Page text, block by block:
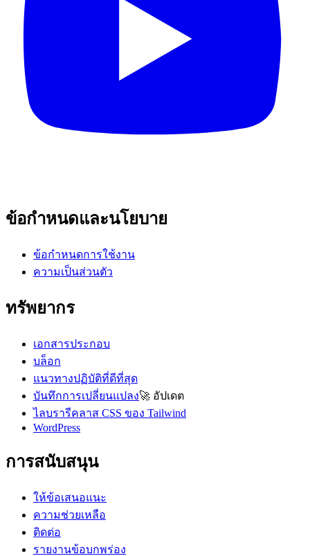
ข้อกำหนดและนโยบาย
ข้อกำหนดการใช้งาน
ความเป็นส่วนตัว
ทรัพยากร
เอกสารประกอบ
บล็อก
แนวทางปฏิบัติที่ดีที่สุด
บันทึกการเปลี่ยนแปลง🚀 อัปเดต
ไลบรารีคลาส CSS ของ Tailwind
WordPress
การสนับสนุน
ให้ข้อเสนอแนะ
ความช่วยเหลือ
ติดต่อ
รายงานข้อบกพร่อง